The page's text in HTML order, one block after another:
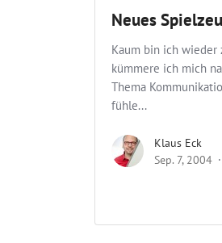
Neues
Kaum bin ich wieder
kümmere ich mich
Thema
fühle...
Klaus Eck
Sep. 7, 2004